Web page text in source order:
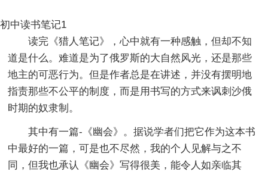
初中读书笔记1
读完《猎人笔记》，心中就有一种感触，但却不知
道是什么。难道是为了俄罗斯的大自然风光，还是那些
地主的可恶行为。但是作者总是在讲述，并没有摆明地
指责那些不公平的制度，而是用书写的方式来讽刺沙俄
时期的奴隶制。
其中有一篇-《幽会》。据说学者们把它作为这本书
中最好的一篇，可是也不尽然，我的个人见解与之不
同，但我也承认《幽会》写得很美，能令人如亲临其